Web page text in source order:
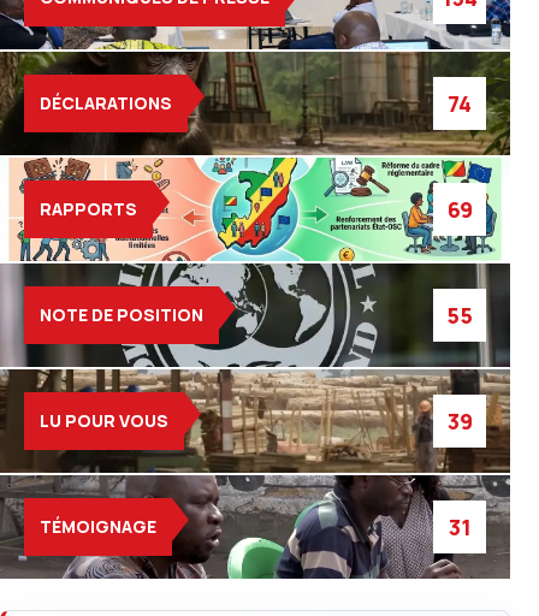
DÉCLARATIONS 74
RAPPORTS 69
NOTE DE POSITION 55
LU POUR VOUS 39
TÉMOIGNAGE 31